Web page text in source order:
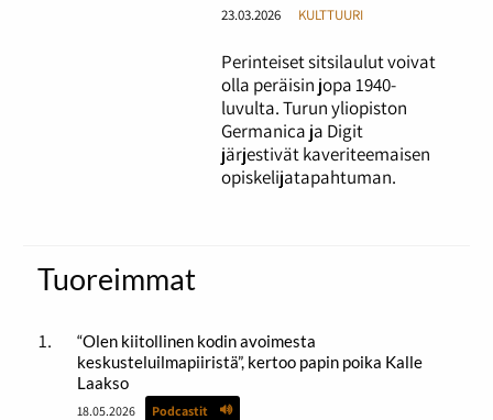
23.03.2026 KULTTUURI
Perinteiset sitsilaulut voivat
olla peräisin jopa 1940-
luvulta. Turun yliopiston
Germanica ja Digit
järjestivät kaveriteemaisen
opiskelijatapahtuman.
Tuoreimmat
“Olen kiitollinen kodin avoimesta
keskusteluilmapiiristä”, kertoo papin poika Kalle
Laakso
18.05.2026 Podcastit